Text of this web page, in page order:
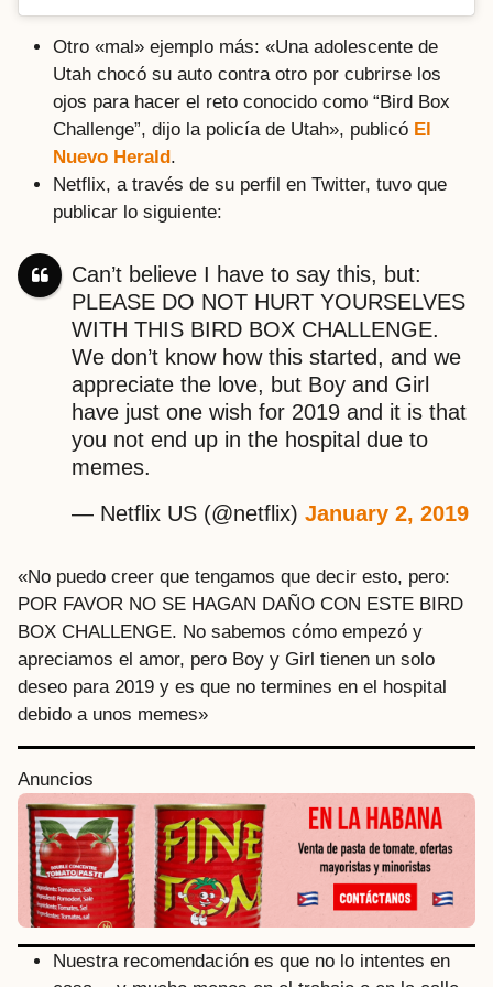
Otro «mal» ejemplo más: «Una adolescente de
Utah chocó su auto contra otro por cubrirse los
ojos para hacer el reto conocido como “Bird Box
Challenge”, dijo la policía de Utah», publicó El
Nuevo Herald.
Netflix, a través de su perfil en Twitter, tuvo que
publicar lo siguiente:
Can’t believe I have to say this, but:
PLEASE DO NOT HURT YOURSELVES
WITH THIS BIRD BOX CHALLENGE.
We don’t know how this started, and we
appreciate the love, but Boy and Girl
have just one wish for 2019 and it is that
you not end up in the hospital due to
memes.
— Netflix US (@netflix) January 2, 2019
«No puedo creer que tengamos que decir esto, pero:
POR FAVOR NO SE HAGAN DAÑO CON ESTE BIRD
BOX CHALLENGE. No sabemos cómo empezó y
apreciamos el amor, pero Boy y Girl tienen un solo
deseo para 2019 y es que no termines en el hospital
debido a unos memes»
Anuncios
Nuestra recomendación es que no lo intentes en